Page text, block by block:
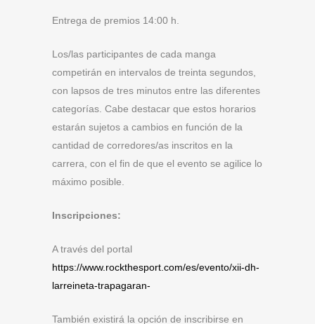
Entrega de premios 14:00 h.
Los/las participantes de cada manga
competirán en intervalos de treinta segundos,
con lapsos de tres minutos entre las diferentes
categorías. Cabe destacar que estos horarios
estarán sujetos a cambios en función de la
cantidad de corredores/as inscritos en la
carrera, con el fin de que el evento se agilice lo
máximo posible.
Inscripciones:
A través del portal
https://www.rockthesport.com/es/evento/xii-dh-
larreineta-trapagaran-
También existirá la opción de inscribirse en